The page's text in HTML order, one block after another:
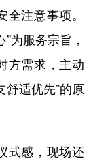
注意事项。
为服务宗旨，
方需求，主动
舒适优先”的原
式感，现场还